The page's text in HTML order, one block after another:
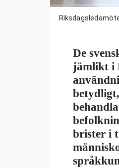
De
jämlikt i
brister i